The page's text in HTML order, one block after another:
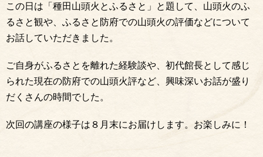
この日は「種田山頭火とふるさと」と題して、山頭火のふ
るさと観や、ふるさと防府での山頭火の評価などについて
お話していただきました。
ご自身がふるさとを離れた経験談や、初代館長として感じ
られた現在の防府での山頭火評など、興味深いお話が盛り
だくさんの時間でした。
次回の講座の様子は８月末にお届けします。お楽しみに！